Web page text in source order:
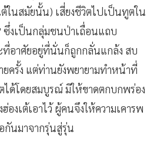
ต้ในสมัยนั้น) เสี่ยงชีวิตไปเป็นทูตใน
งเป็นกลุ่มชนป่าเถื่อนแถบ
ที่อาศัยอยู่ที่นั่นก็ถูกกลั่นแกล้ง สบ
ครั้ง แต่ท่านยังพยายามทำหน้าที่
ได้โดยสมบูรณ์ มิให้ขาดตกบกพร่อง
องเต้เอาไว้ผู้คนจึงให้ความเคารพ
นมาจากรุ่นสู่รุ่น